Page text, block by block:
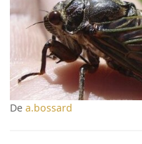
Dea.bossard